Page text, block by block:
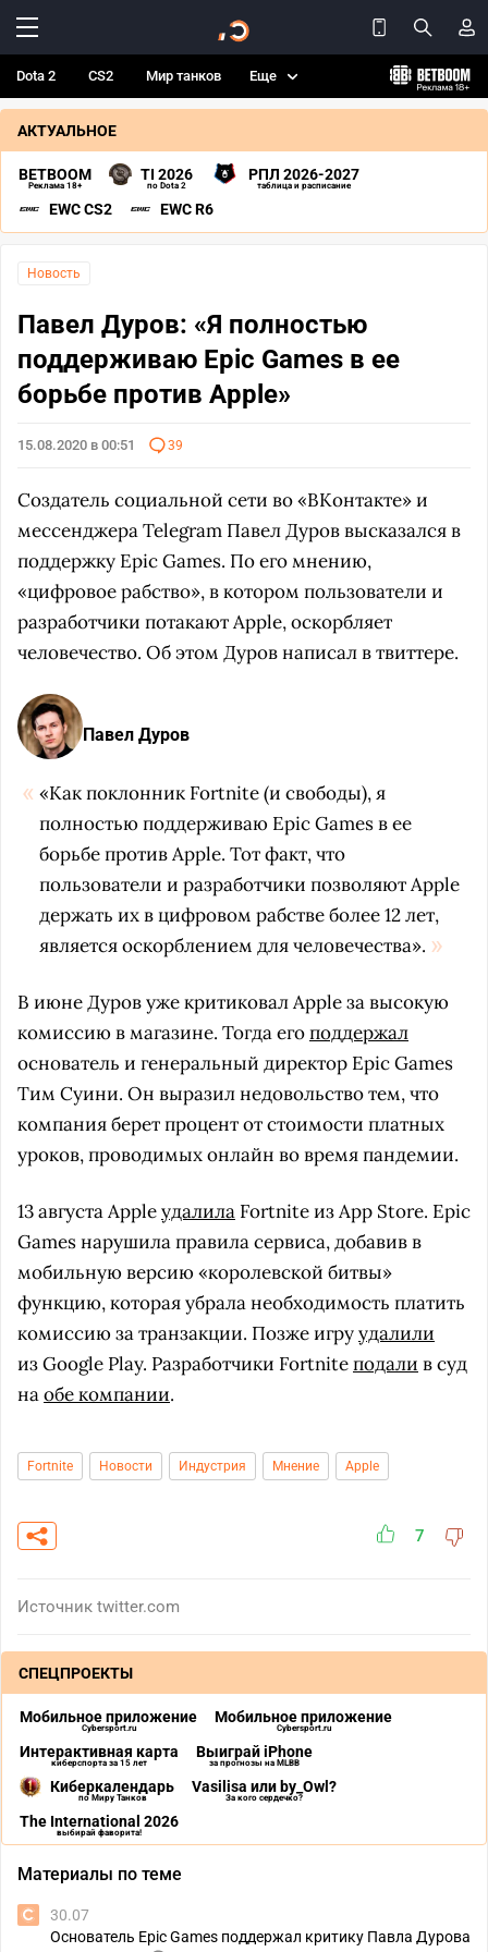
Dota 2 CS2 Мир танков Еще
АКТУАЛЬНОЕ
BETBOOM
Реклама 18+
TI 2026
по Dota 2
РПЛ 2026-2027
таблица и расписание
EWC CS2 EWC R6
Новость
Павел Дуров: «Я полностью
поддерживаю Epic Games в ее
борьбе против Apple»
15.08.2020 в 00:51 39
Создатель социальной сети во «ВКонтакте» и
мессенджера Telegram Павел Дуров высказался в
поддержку Epic Games. По его мнению,
«цифровое рабство», в котором пользователи и
разработчики потакают Apple, оскорбляет
человечество. Об этом Дуров написал в твиттере.
Павел Дуров
«Как поклонник Fortnite (и свободы), я
полностью поддерживаю Epic Games в ее
борьбе против Apple. Тот факт, что
пользователи и разработчики позволяют Apple
держать их в цифровом рабстве более 12 лет,
является оскорблением для человечества».
В июне Дуров уже критиковал Apple за высокую
комиссию в магазине. Тогда егоподдержал
основатель и генеральный директор Epic Games
Тим Суини. Он выразил недовольство тем, что
компания берет процент от стоимости платных
уроков, проводимых онлайн во время пандемии.
13 августа Appleудалила Fortnite из App Store. Epic
Games нарушила правила сервиса, добавив в
мобильную версию «королевской битвы»
функцию, которая убрала необходимость платить
комиссию за транзакции. Позже игруудалили
из Google Play. Разработчики Fortniteподали в суд
наобе компании.
Fortnite Новости Индустрия Мнение Apple
7
Источник twitter.com
СПЕЦПРОЕКТЫ
Мобильное приложение
Cybersport.ru
Мобильное приложение
Cybersport.ru
Интерактивная карта
киберспорта за 15 лет
Выиграй iPhone
за прогнозы на MLBB
Киберкалендарь
по Миру Танков
Vasilisa или by_Owl?
За кого сердечко?
The International 2026
выбирай фаворита!
Материалы по теме
30.07
Основатель Epic Games поддержал критику Павла Дурова